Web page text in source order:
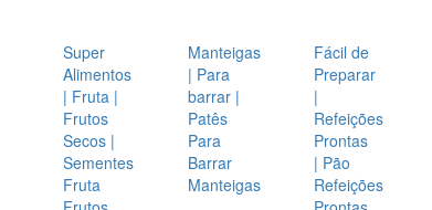
Super
Alimentos
| Fruta |
Frutos
Secos |
Sementes
Fruta
Manteigas
| Para
barrar |
Patês
Para
Barrar
Manteigas
Fácil de
Preparar
|
Refeições
Prontas
| Pão
Refeições